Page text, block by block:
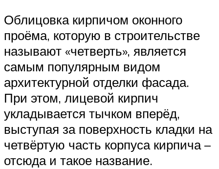
Облицовка кирпичом оконного
проёма, которую в строительстве
называют «четверть», является
самым популярным видом
архитектурной отделки фасада.
При этом, лицевой кирпич
укладывается тычком вперёд,
выступая за поверхность кладки на
четвёртую часть корпуса кирпича –
отсюда и такое название.